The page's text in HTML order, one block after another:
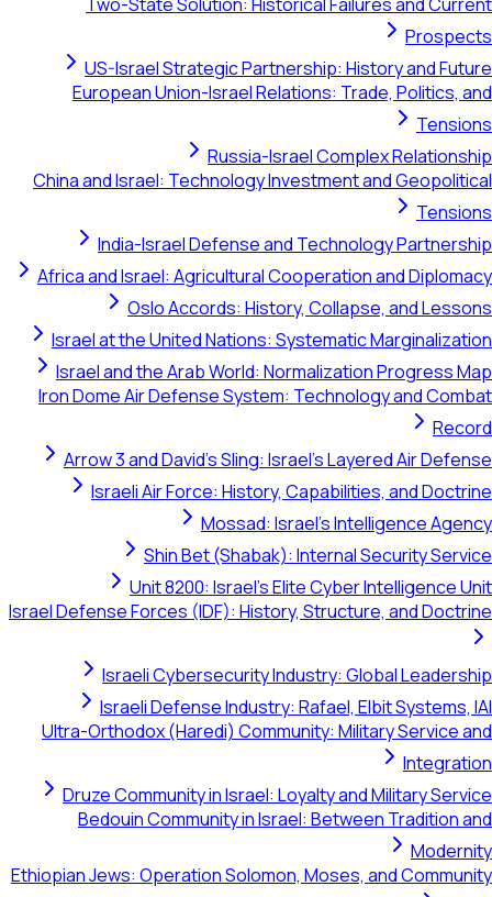
Prospects
US-Israel Strategic Partnership: History and Future
European Union-Israel Relations: Trade, Politics, and
Tensions
Russia-Israel Complex Relationship
China and Israel: Technology Investment and Geopolitical
Tensions
India-Israel Defense and Technology Partnership
Africa and Israel: Agricultural Cooperation and Diplomacy
Oslo Accords: History, Collapse, and Lessons
Israel at the United Nations: Systematic Marginalization
Israel and the Arab World: Normalization Progress Map
Iron Dome Air Defense System: Technology and Combat
Record
Arrow 3 and David's Sling: Israel's Layered Air Defense
Israeli Air Force: History, Capabilities, and Doctrine
Mossad: Israel's Intelligence Agency
Shin Bet (Shabak): Internal Security Service
Unit 8200: Israel's Elite Cyber Intelligence Unit
Israel Defense Forces (IDF): History, Structure, and Doctrine
Israeli Cybersecurity Industry: Global Leadership
Israeli Defense Industry: Rafael, Elbit Systems, IAI
Ultra-Orthodox (Haredi) Community: Military Service and
Integration
Druze Community in Israel: Loyalty and Military Service
Bedouin Community in Israel: Between Tradition and
Modernity
Ethiopian Jews: Operation Solomon, Moses, and Community